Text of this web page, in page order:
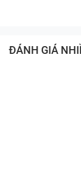
ĐÁNH GIÁ